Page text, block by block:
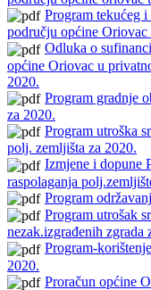
Program tekućeg
području općine Oriovac
Odluka o
općine Oriovac u
2020.
Program gradnje
za 2020.
Program utroška
polj. zemljišta za 2020.
Izmjene i dopune
raspolaganja
Program
Program utrošak
nezak.izgrađenih zgrada
Program-
2020.
Proračun općine